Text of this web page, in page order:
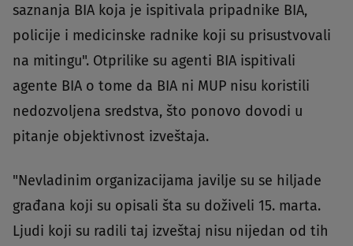
saznanja BIA koja je ispitivala pripadnike BIA,
policije i medicinske radnike koji su prisustvovali
na mitingu". Otprilike su agenti BIA ispitivali
agente BIA o tome da BIA ni MUP nisu koristili
nedozvoljena sredstva, što ponovo dovodi u
pitanje objektivnost izveštaja.
"Nevladinim organizacijama javilje su se hiljade
građana koji su opisali šta su doživeli 15. marta.
Ljudi koji su radili taj izveštaj nisu nijedan od tih